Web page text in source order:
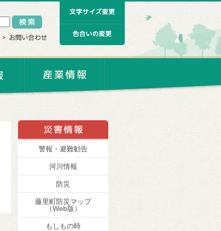
警報・避難勧告
河川情報
防災
藤里町防災マップ
（Web版）
もしもの時